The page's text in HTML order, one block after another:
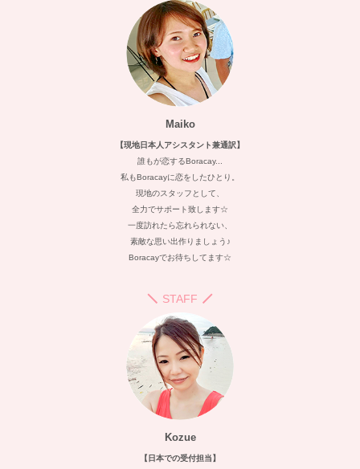
Maiko
【現地日本人アシスタント兼通訳】
誰もが恋するBoracay...
私もBoracayに恋をしたひとり。
現地のスタッフとして、
全力でサポート致します☆
一度訪れたら忘れられない、
素敵な思い出作りましょう♪
Boracayでお待ちしてます☆
STAFF
Kozue
【日本での受付担当】